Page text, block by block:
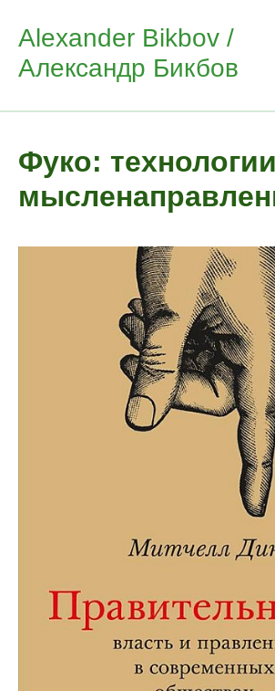
content
Alexander Bikbov /
Александр Бикбов
Фуко: технологии